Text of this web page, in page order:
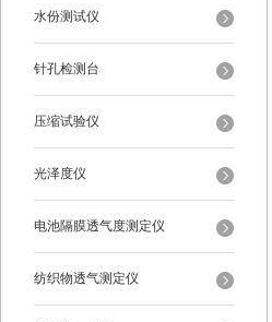
水份测试仪
针孔检测台
压缩试验仪
光泽度仪
电池隔膜透气度测定仪
纺织物透气测定仪